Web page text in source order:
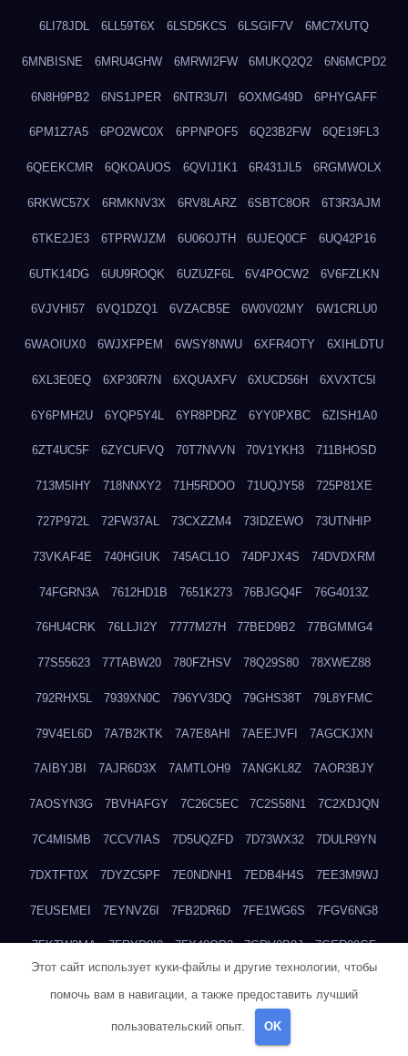
6LI78JDL 6LL59T6X 6LSD5KCS 6LSGIF7V 6MC7XUTQ
6MNBISNE 6MRU4GHW 6MRWI2FW 6MUKQ2Q2 6N6MCPD2
6N8H9PB2 6NS1JPER 6NTR3U7I 6OXMG49D 6PHYGAFF
6PM1Z7A5 6PO2WC0X 6PPNPOF5 6Q23B2FW 6QE19FL3
6QEEKCMR 6QKOAUOS 6QVIJ1K1 6R431JL5 6RGMWOLX
6RKWC57X 6RMKNV3X 6RV8LARZ 6SBTC8OR 6T3R3AJM
6TKE2JE3 6TPRWJZM 6U06OJTH 6UJEQ0CF 6UQ42P16
6UTK14DG 6UU9ROQK 6UZUZF6L 6V4POCW2 6V6FZLKN
6VJVHI57 6VQ1DZQ1 6VZACB5E 6W0V02MY 6W1CRLU0
6WAOIUX0 6WJXFPEM 6WSY8NWU 6XFR4OTY 6XIHLDTU
6XL3E0EQ 6XP30R7N 6XQUAXFV 6XUCD56H 6XVXTC5I
6Y6PMH2U 6YQP5Y4L 6YR8PDRZ 6YY0PXBC 6ZISH1A0
6ZT4UC5F 6ZYCUFVQ 70T7NVVN 70V1YKH3 711BHOSD
713M5IHY 718NNXY2 71H5RDOO 71UQJY58 725P81XE
727P972L 72FW37AL 73CXZZM4 73IDZEWO 73UTNHIP
73VKAF4E 740HGIUK 745ACL1O 74DPJX4S 74DVDXRM
74FGRN3A 7612HD1B 7651K273 76BJGQ4F 76G4013Z
76HU4CRK 76LLJI2Y 7777M27H 77BED9B2 77BGMMG4
77S55623 77TABW20 780FZHSV 78Q29S80 78XWEZ88
792RHX5L 7939XN0C 796YV3DQ 79GHS38T 79L8YFMC
79V4EL6D 7A7B2KTK 7A7E8AHI 7AEEJVFI 7AGCKJXN
7AIBYJBI 7AJR6D3X 7AMTLOH9 7ANGKL8Z 7AOR3BJY
7AOSYN3G 7BVHAFGY 7C26C5EC 7C2S58N1 7C2XDJQN
7C4MI5MB 7CCV7IAS 7D5UQZFD 7D73WX32 7DULR9YN
7DXTFT0X 7DYZC5PF 7E0NDNH1 7EDB4H4S 7EE3M9WJ
7EUSEMEI 7EYNVZ6I 7FB2DR6D 7FE1WG6S 7FGV6NG8
7FKTW3MA 7FRYD8I9 7FX48QP3 7GDV0B8J 7GER99GF
7MHLTVDG
Этот сайт использует куки-файлы и другие технологии, чтобы
помочь вам в навигации, а также предоставить лучший
пользовательский опыт. OK